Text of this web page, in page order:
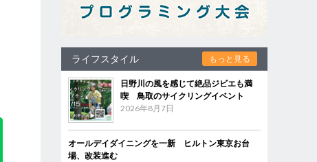
ライフスタイル もっと見る
日野川の風を感じて絶品ジビエも満
喫 鳥取のサイクリングイベント
2026年8月7日
オールデイダイニングを一新 ヒルトン東京お台
場、改装進む